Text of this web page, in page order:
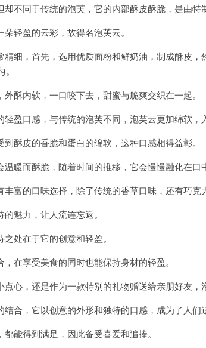
不同于传统的泡芙，它的内部酥皮酥脆，是由特
轻盈的云彩，故得名泡芙云。
细，首先，选用优质面粉和鲜奶油，制成酥皮，
酥内软，一口咬下去，甜蜜与脆爽交织在一起。
盈口感，与传统的泡芙不同，泡芙云更加绵软，
酥皮的香脆和蛋白的绵软，这种口感相得益彰。
而酥脆，随着时间的推移，它会慢慢融化在口
的口味选择，除了传统的香草口味，还有巧克
魅力，让人流连忘返。
处在于它的创意和轻盈。
在享受美食的同时也能保持身材的轻盈。
，还是作为一款特别的礼物赠送给亲朋好友，
合，它以创意的外形和独特的口感，成为了人们
能得到满足，因此备受喜爱和追捧。